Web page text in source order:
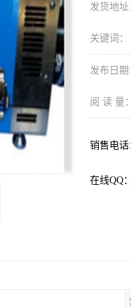
发货地址
关键词：
发布日期
阅 读 量：
销售电话
在线QQ：